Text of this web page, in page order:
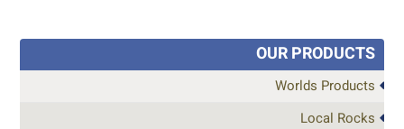
OUR PRODUCTS
Worlds Products
Local Rocks